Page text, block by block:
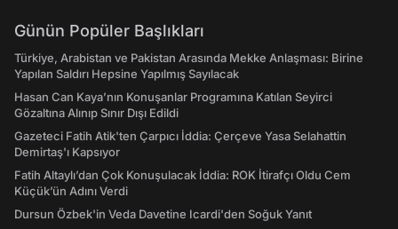
Günün Popüler Başlıkları
Türkiye, Arabistan ve Pakistan Arasında Mekke Anlaşması: Birine
Yapılan Saldırı Hepsine Yapılmış Sayılacak
Hasan Can Kaya’nın Konuşanlar Programına Katılan Seyirci
Gözaltına Alınıp Sınır Dışı Edildi
Gazeteci Fatih Atik'ten Çarpıcı İddia: Çerçeve Yasa Selahattin
Demirtaş'ı Kapsıyor
Fatih Altaylı’dan Çok Konuşulacak İddia: ROK İtirafçı Oldu Cem
Küçük’ün Adını Verdi
Dursun Özbek'in Veda Davetine Icardi'den Soğuk Yanıt